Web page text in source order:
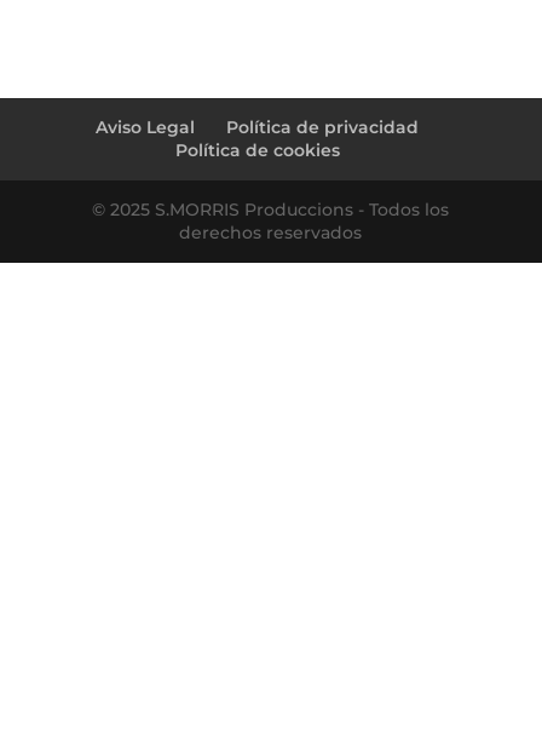
Aviso Legal
Política de privacidad
Política de cookies
© 2025 S.MORRIS Produccions - Todos los
derechos reservados